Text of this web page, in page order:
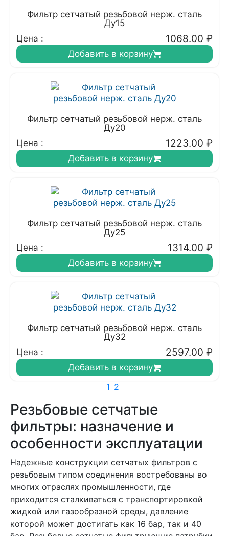
Фильтр сетчатый резьбовой нерж. сталь
Ду15
Цена :
1068.00 ₽
Добавить в корзину
Фильтр сетчатый резьбовой нерж. сталь
Ду20
Цена :
1223.00 ₽
Добавить в корзину
Фильтр сетчатый резьбовой нерж. сталь
Ду25
Цена :
1314.00 ₽
Добавить в корзину
Фильтр сетчатый резьбовой нерж. сталь
Ду32
Цена :
2597.00 ₽
Добавить в корзину
1 2
Резьбовые сетчатые
фильтры: назначение и
особенности эксплуатации
Надежные конструкции сетчатых фильтров с
резьбовым типом соединения востребованы во
многих отраслях промышленности, где
приходится сталкиваться с транспортировкой
жидкой или газообразной среды, давление
которой может достигать как 16 бар, так и 40